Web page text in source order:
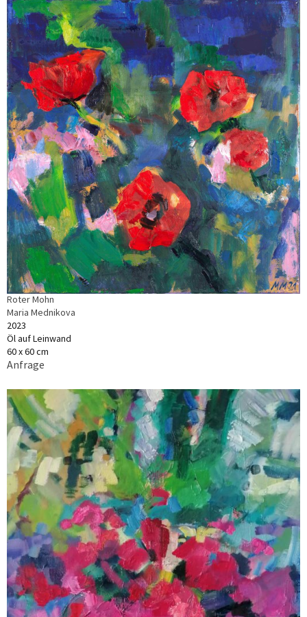
Roter Mohn
Maria Mednikova
2023
Öl auf Leinwand
60 x 60 cm
Anfrage